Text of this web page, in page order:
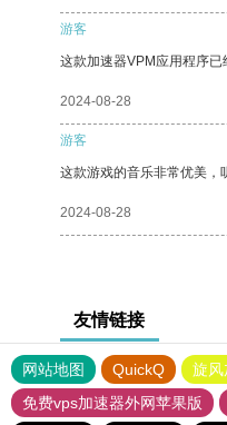
游客
这款加速器VPM应用程序已
2024-08-28
游客
这款游戏的音乐非常优美，
2024-08-28
友情链接
网站地图 QuickQ 旋风
免费vps加速器外网苹果版